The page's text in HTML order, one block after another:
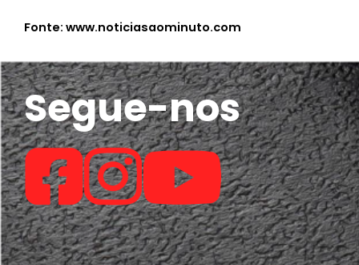
Fonte: www.noticiasaominuto.com
Segue-nos